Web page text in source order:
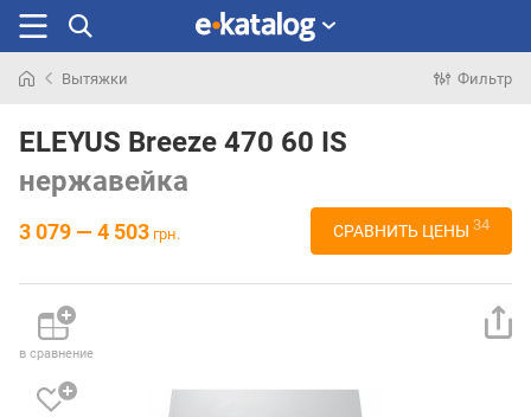
раньше
Вытяжки Фильтр
ELEYUS Breeze 470 60 IS
нержавейка
3 079 — 4 503 грн. СРАВНИТЬ ЦЕНЫ 34
в сравнение